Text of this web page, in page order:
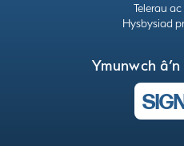
Telerau
Hysbysiad
Ymunwch